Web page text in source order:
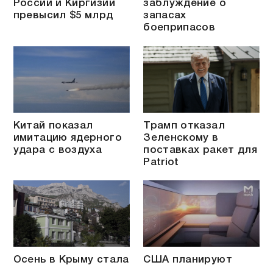
России и Киргизии
превысил $5 млрд
заблуждение о
запасах
боеприпасов
Китай показал
имитацию ядерного
удара с воздуха
Трамп отказал
Зеленскому в
поставках ракет для
Patriot
Осень в Крыму стала
США планируют